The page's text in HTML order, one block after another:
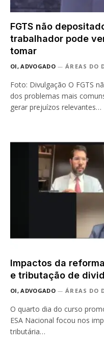
FGTS não
trabalhador pode
tomar
OI, ADVOGADO ÁREAS DO
Foto: Divulgação O FGTS
dos problemas mais
gerar prejuízos relevantes…
Impactos da
e tributação de
OI, ADVOGADO ÁREAS DO
O quarto dia do curso
ESA Nacional focou nos
tributária…